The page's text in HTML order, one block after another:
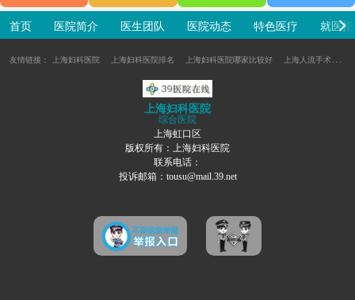
首页 医院简介 医生团队 医院动态 特色医疗 就医
友情链接： 上海妇科医院 上海妇科医院排名 上海妇科医院哪家比较好 上海人流手术医院
上海妇科医院
综合医院
上海虹口区
版权所有：上海妇科医院
联系电话：
投诉邮箱：tousu@mail.39.net